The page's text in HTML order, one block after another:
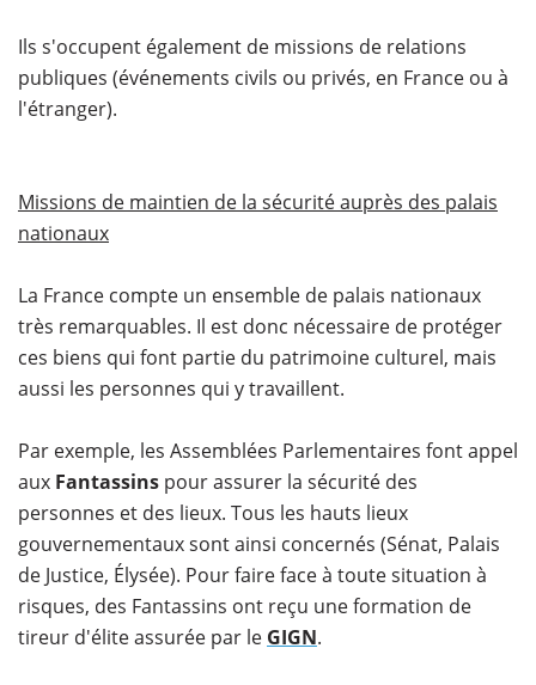
Ils s'occupent également de missions de relations
publiques (événements civils ou privés, en France ou à
l'étranger).
Missions de maintien de la sécurité auprès des palais
nationaux
La France compte un ensemble de palais nationaux
très remarquables. Il est donc nécessaire de protéger
ces biens qui font partie du patrimoine culturel, mais
aussi les personnes qui y travaillent.
Par exemple, les Assemblées Parlementaires font appel
aux Fantassins pour assurer la sécurité des
personnes et des lieux. Tous les hauts lieux
gouvernementaux sont ainsi concernés (Sénat, Palais
de Justice, Élysée). Pour faire face à toute situation à
risques, des Fantassins ont reçu une formation de
tireur d'élite assurée par le GIGN.